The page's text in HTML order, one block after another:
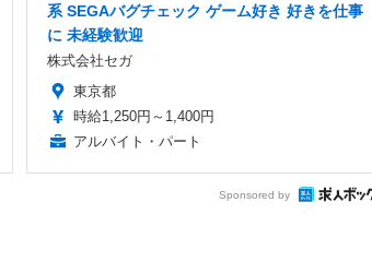
系 SEGAバグチェック ゲーム好き 好きを仕事
に 未経験歓迎
株式会社セガ
東京都
時給1,250円～1,400円
アルバイト・パート
Sponsored by